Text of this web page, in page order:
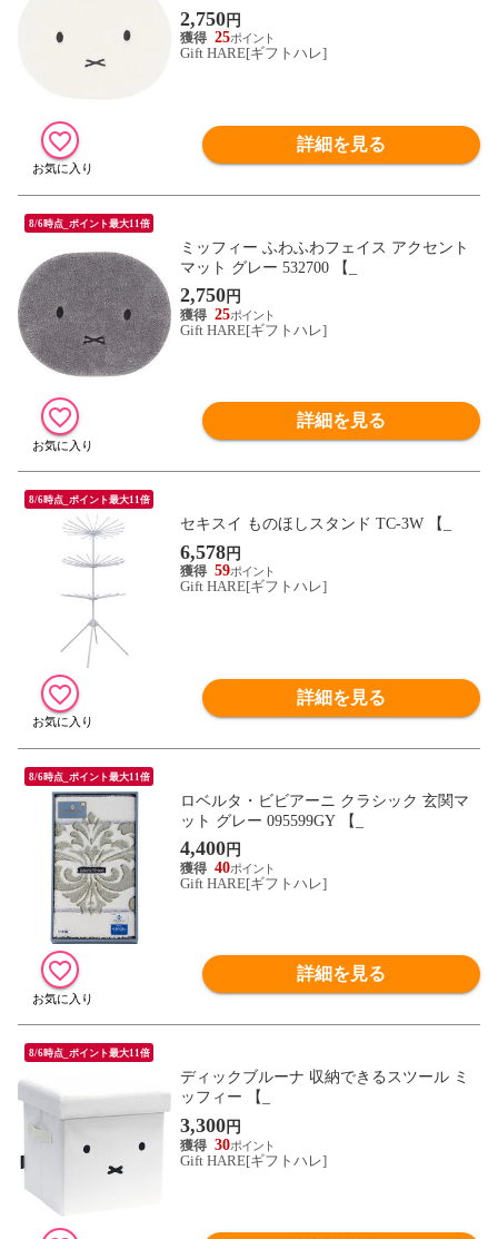
2,750円
25
Gift HARE[ギフトハレ]
詳細を見る
8/6時点_ポイント最大11倍
ミッフィー ふわふわフェイス アクセント
マット グレー 532700 【_
2,750円
25
Gift HARE[ギフトハレ]
詳細を見る
8/6時点_ポイント最大11倍
セキスイ ものほしスタンド TC-3W 【_
6,578円
59
Gift HARE[ギフトハレ]
詳細を見る
8/6時点_ポイント最大11倍
ロベルタ・ビビアーニ クラシック 玄関マ
ット グレー 095599GY 【_
4,400円
40
Gift HARE[ギフトハレ]
詳細を見る
8/6時点_ポイント最大11倍
ディックブルーナ 収納できるスツール ミ
ッフィー 【_
3,300円
30
Gift HARE[ギフトハレ]